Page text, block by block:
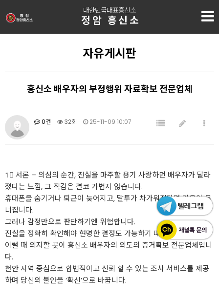
대한민국대표흥신소
정암 흥신소
자유게시판
흥신소 배우자의 부정행위 자료확보 전문업체
0건 32회 25-11-09 10:07
1⃣ 서론 – 의심의 순간, 진실을 마주할 용기 사랑하던 배우자가 달라
졌다는 느낌, 그 직감은 결코 가볍지 않습니다.
휴대폰을 숨기거나 퇴근이 늦어지고, 말투가 차가워진다면 마음이 무
너집니다.
그러나 감정만으로 판단하기엔 위험합니다.
진실을 정확히 확인해야 현명한 결정도 가능하기 때문입니다.
이럴 때 의지할 곳이 흥신소 배우자의 외도의 증거확보 전문업체입니
다.
천안 지역 중심으로 합법적이고 신뢰 할 수 있는 조사 서비스를 제공
하며 당신의 불안을 ‘확신’으로 바꿉니다.